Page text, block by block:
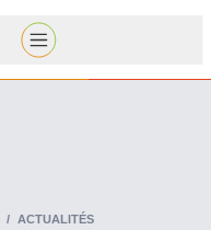
ACTUALITÉS